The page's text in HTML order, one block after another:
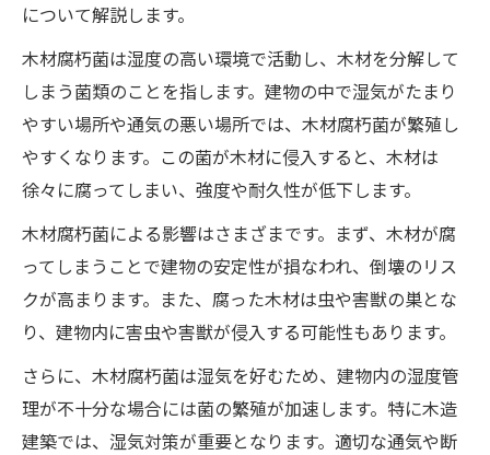
について解説します。
木材腐朽菌は湿度の高い環境で活動し、木材を分解して
しまう菌類のことを指します。建物の中で湿気がたまり
やすい場所や通気の悪い場所では、木材腐朽菌が繁殖し
やすくなります。この菌が木材に侵入すると、木材は
徐々に腐ってしまい、強度や耐久性が低下します。
木材腐朽菌による影響はさまざまです。まず、木材が腐
ってしまうことで建物の安定性が損なわれ、倒壊のリス
クが高まります。また、腐った木材は虫や害獣の巣とな
り、建物内に害虫や害獣が侵入する可能性もあります。
さらに、木材腐朽菌は湿気を好むため、建物内の湿度管
理が不十分な場合には菌の繁殖が加速します。特に木造
建築では、湿気対策が重要となります。適切な通気や断